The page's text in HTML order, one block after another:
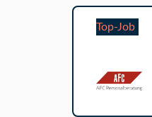
Top-Job